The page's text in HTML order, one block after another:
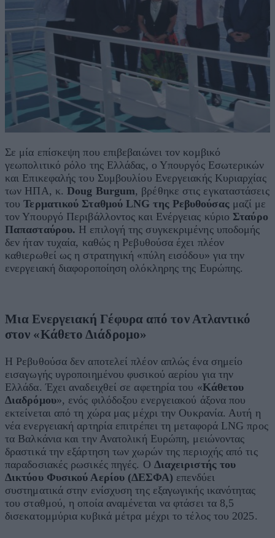
Σε μία επίσκεψη που επιβεβαιώνει τον κομβικό
γεωπολιτικό ρόλο της Ελλάδας, ο Υπουργός Εσωτερικών
και Επικεφαλής του Συμβουλίου Ενεργειακής Κυριαρχίας
των ΗΠΑ, κ.Doug Burgum, βρέθηκε στις εγκαταστάσεις
τουΤερματικού Σταθμού LNG της Ρεβυθούσαςμαζί με
τον Υπουργό Περιβάλλοντος και Ενέργειας κύριοΣταύρο
Παπασταύρου. Η επιλογή της συγκεκριμένης υποδομής
δεν ήταν τυχαία, καθώς η Ρεβυθούσα έχει πλέον
καθιερωθεί ως η στρατηγική «πύλη εισόδου» για την
ενεργειακή διαφοροποίηση ολόκληρης της Ευρώπης.
Μια Ενεργειακή Γέφυρα από τον Ατλαντικό
στον «Κάθετο Διάδρομο»
Η Ρεβυθούσα δεν αποτελεί πλέον απλώς ένα σημείο
εισαγωγής υγροποιημένου φυσικού αερίου για την
Ελλάδα. Έχει αναδειχθεί σε αφετηρία του «Κάθετου
Διαδρόμου», ενός φιλόδοξου ενεργειακού άξονα που
εκτείνεται από τη χώρα μας μέχρι την Ουκρανία. Αυτή η
νέα ενεργειακή αρτηρία επιτρέπει τη μεταφορά LNG προς
τα Βαλκάνια και την Ανατολική Ευρώπη, μειώνοντας
δραστικά την εξάρτηση των χωρών της περιοχής από τις
παραδοσιακές ρωσικές πηγές. Ο Διαχειριστής του
Δικτύου Φυσικού Αερίου (ΔΕΣΦΑ) επενδύει
συστηματικά στην ενίσχυση της εξαγωγικής ικανότητας
του σταθμού, η οποία αναμένεται να φτάσει τα 8,5
δισεκατομμύρια κυβικά μέτρα μέχρι το τέλος του 2025.